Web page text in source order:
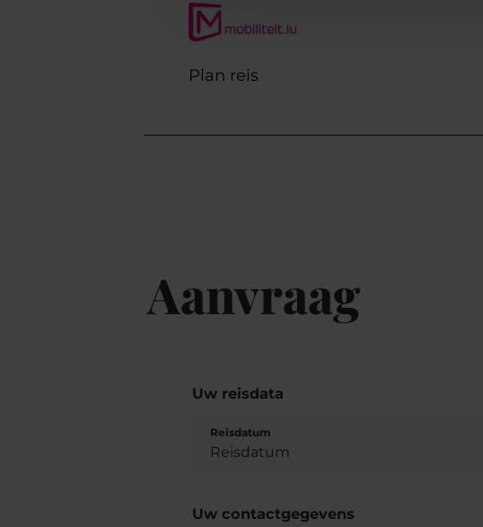
Plan reis
Aanvraag
Uw reisdata
Reisdatum
Uw contactgegevens